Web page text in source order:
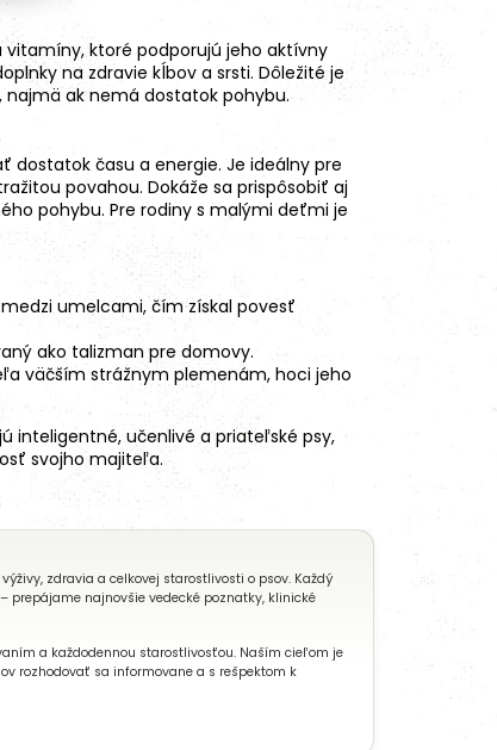
vitamíny, ktoré podporujú jeho aktívny
na zdravie kĺbov a srsti. Dôležité je
ak nemá dostatok pohybu.
dostatok času a energie. Je ideálny pre
povahou. Dokáže sa prispôsobiť aj
pohybu. Pre rodiny s malými deťmi je
umelcami, čím získal povesť
ako talizman pre domovy.
väčším strážnym plemenám, hoci jeho
inteligentné, učenlivé a priateľské psy,
svojho majiteľa.
zdravia a celkovej starostlivosti o psov. Každý
prepájame najnovšie vedecké poznatky, klinické
a každodennou starostlivosťou. Naším cieľom je
rozhodovať sa informovane a s rešpektom k